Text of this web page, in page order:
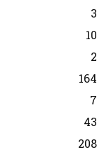
3
10
2
164
7
43
208